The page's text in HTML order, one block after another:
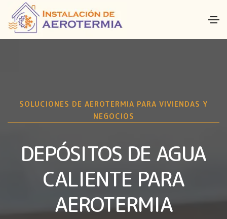
SOLUCIONES DE AEROTERMIA PARA VIVIENDAS Y
NEGOCIOS
DEPÓSITOS DE AGUA
CALIENTE PARA
AEROTERMIA